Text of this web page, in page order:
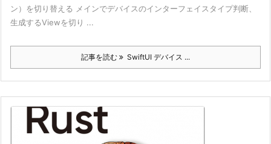
ン）を切り替える メインでデバイスのインターフェイスタイプ判断、
生成するViewを切り ...
記事を読む SwiftUI デバイス ...